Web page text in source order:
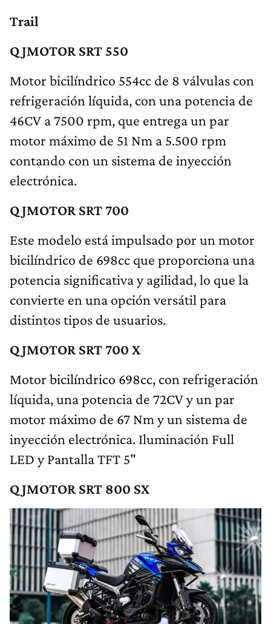
Trail
QJMOTOR SRT 550
Motor bicilíndrico 554cc de 8 válvulas con
refrigeración líquida, con una potencia de
46CV a 7500 rpm, que entrega un par
motor máximo de 51 Nm a 5.500 rpm
contando con un sistema de inyección
electrónica.
QJMOTOR SRT 700
Este modelo está impulsado por un motor
bicilíndrico de 698cc que proporciona una
potencia significativa y agilidad, lo que la
convierte en una opción versátil para
distintos tipos de usuarios.
QJMOTOR SRT 700 X
Motor bicilíndrico 698cc, con refrigeración
líquida, una potencia de 72CV y un par
motor máximo de 67 Nm y un sistema de
inyección electrónica. Iluminación Full
LED y Pantalla TFT 5"
QJMOTOR SRT 800 SX